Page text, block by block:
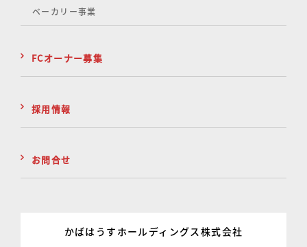
ベーカリー事業
FCオーナー募集
採用情報
お問合せ
かばはうすホールディングス株式会社